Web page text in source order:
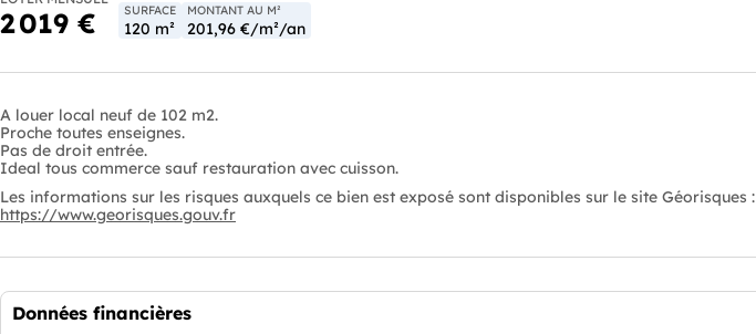
2 019 € SURFACE
120 m²
MONTANT AU M²
201,96 €/m²/an
A louer local neuf de 102 m2.
Proche toutes enseignes.
Pas de droit entrée.
Ideal tous commerce sauf restauration avec cuisson.
Les informations sur les risques auxquels ce bien est exposé sont disponibles sur le site Géorisques :
https://www.georisques.gouv.fr
Données financières